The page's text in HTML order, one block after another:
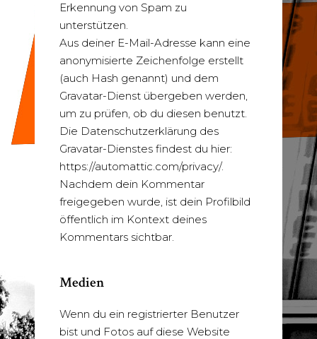
Erkennung von Spam zu
unterstützen.
Aus deiner E-Mail-Adresse kann eine
anonymisierte Zeichenfolge erstellt
(auch Hash genannt) und dem
Gravatar-Dienst übergeben werden,
um zu prüfen, ob du diesen benutzt.
Die Datenschutzerklärung des
Gravatar-Dienstes findest du hier:
https://automattic.com/privacy/.
Nachdem dein Kommentar
freigegeben wurde, ist dein Profilbild
öffentlich im Kontext deines
Kommentars sichtbar.
Medien
Wenn du ein registrierter Benutzer
bist und Fotos auf diese Website